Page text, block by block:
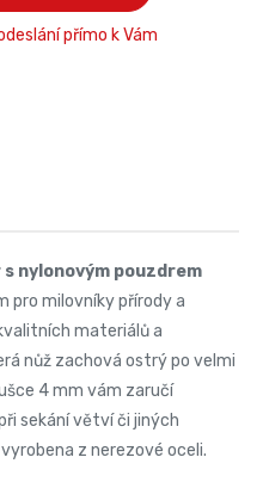
přímo k Vám
nylonovým pouzdrem
pro milovníky přírody a
materiálů a
nůž zachová ostrý po velmi
4 mm vám zaručí
sekání větví či jiných
z nerezové oceli.